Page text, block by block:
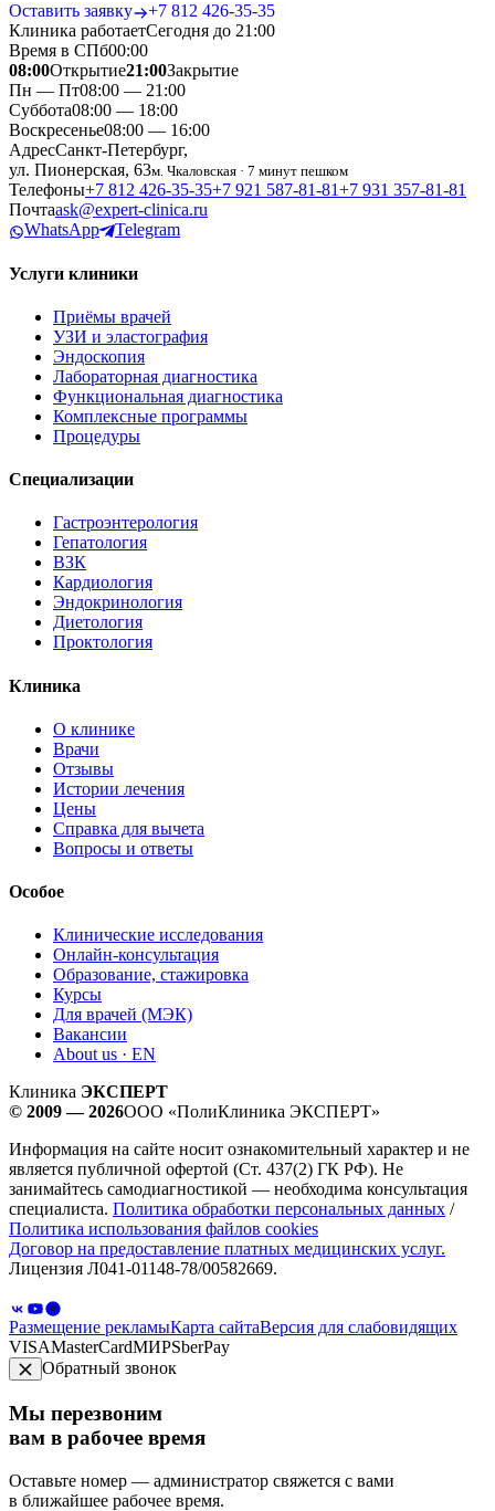
Оставить заявку
+7 812 426‑35‑35
Клиника работаетСегодня до 21:00
Время в СПб00:00
08:00Открытие21:00Закрытие
Пн — Пт08:00 — 21:00
Суббота08:00 — 18:00
Воскресенье08:00 — 16:00
АдресСанкт-Петербург,
ул. Пионерская, 63м. Чкаловская · 7 минут пешком
Телефоны+7 812 426‑35‑35+7 921 587‑81‑81+7 931 357‑81‑81
Почтаask@expert-clinica.ru
WhatsApp
Telegram
Услуги клиники
Приёмы врачей
УЗИ и эластография
Эндоскопия
Лабораторная диагностика
Функциональная диагностика
Комплексные программы
Процедуры
Специализации
Гастроэнтерология
Гепатология
ВЗК
Кардиология
Эндокринология
Диетология
Проктология
Клиника
О клинике
Врачи
Отзывы
Истории лечения
Цены
Справка для вычета
Вопросы и ответы
Особое
Клинические исследования
Онлайн-консультация
Образование, стажировка
Курсы
Для врачей (МЭК)
Вакансии
About us · EN
Клиника ЭКСПЕРТ
© 2009 — 2026ООО «ПолиКлиника ЭКСПЕРТ»
Информация на сайте носит ознакомительный характер и не
является публичной офертой (Ст. 437(2) ГК РФ). Не
занимайтесь самодиагностикой — необходима консультация
специалиста. Политика обработки персональных данных /
Политика использования файлов cookies
Договор на предоставление платных медицинских услуг.
Лицензия Л041-01148-78/00582669.
Размещение рекламыКарта сайтаВерсия для слабовидящих
VISAMasterCardМИРSberPay
Обратный звонок
Мы перезвоним
вам в рабочее время
Оставьте номер — администратор свяжется с вами
в ближайшее рабочее время.